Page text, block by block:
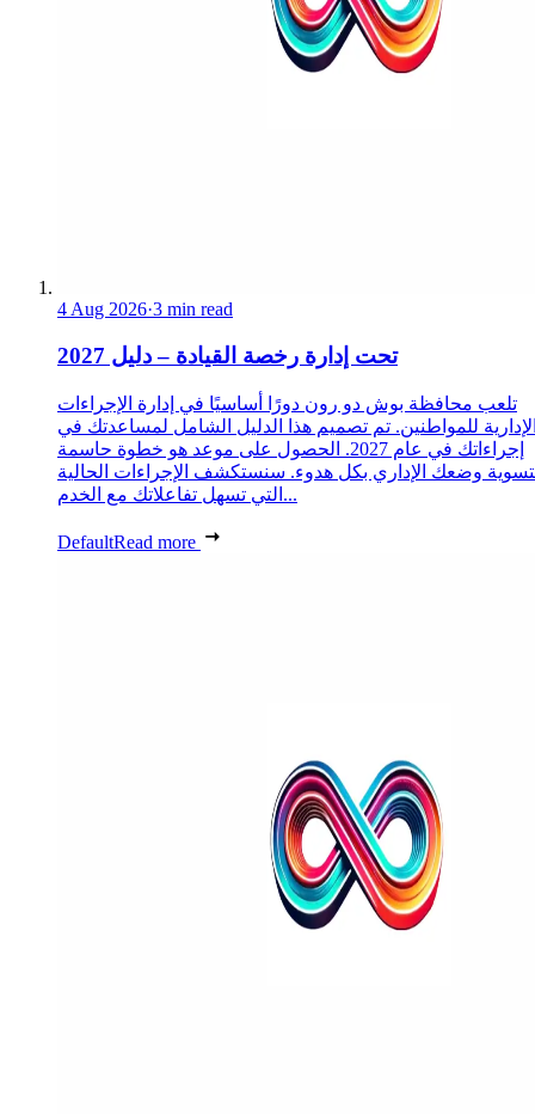
4 Aug 2026·3 min read
تحت إدارة رخصة القيادة – دليل 2027
تلعب محافظة بوش دو رون دورًا أساسيًا في إدارة الإجراءات
للمواطنين. تم تصميم هذا الدليل الشامل لمساعدتك في
إجراءاتك في عام 2027. الحصول على موعد هو خطوة حاسمة
وضعك الإداري بكل هدوء. سنستكشف الإجراءات الحالية
التي تسهل تفاعلاتك مع الخدم...
DefaultRead more